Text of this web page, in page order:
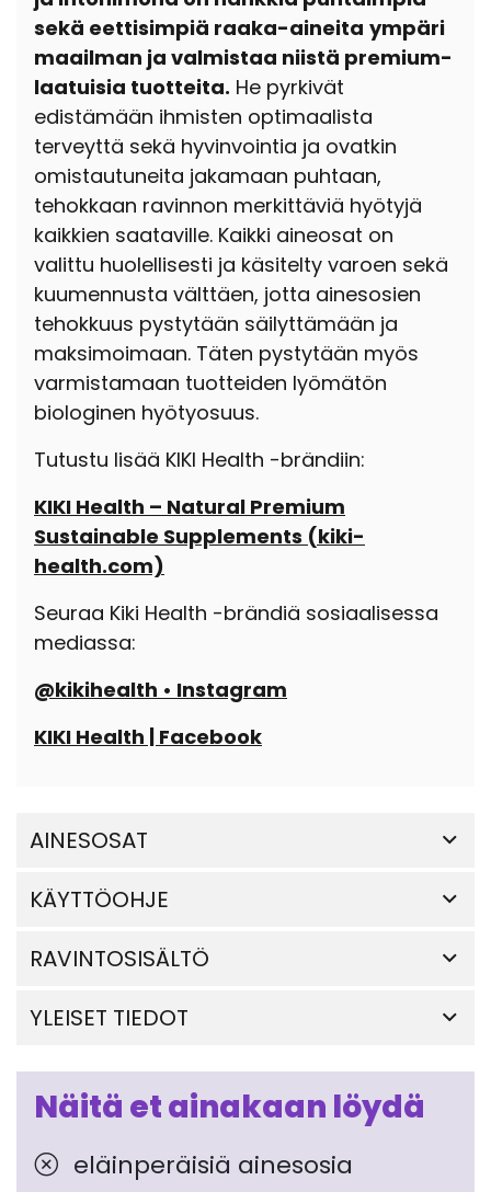
sekä eettisimpiä raaka-aineita ympäri
maailman ja valmistaa niistä premium-
laatuisia tuotteita. He pyrkivät
edistämään ihmisten optimaalista
terveyttä sekä hyvinvointia ja ovatkin
omistautuneita jakamaan puhtaan,
tehokkaan ravinnon merkittäviä hyötyjä
kaikkien saataville. Kaikki aineosat on
valittu huolellisesti ja käsitelty varoen sekä
kuumennusta välttäen, jotta ainesosien
tehokkuus pystytään säilyttämään ja
maksimoimaan. Täten pystytään myös
varmistamaan tuotteiden lyömätön
biologinen hyötyosuus.
Tutustu lisää KIKI Health -brändiin:
KIKI Health – Natural Premium
Sustainable Supplements (kiki-
health.com)
Seuraa Kiki Health -brändiä sosiaalisessa
mediassa:
@kikihealth • Instagram
KIKI Health | Facebook
AINESOSAT
KÄYTTÖOHJE
RAVINTOSISÄLTÖ
YLEISET TIEDOT
Näitä et ainakaan löydä
eläinperäisiä ainesosia